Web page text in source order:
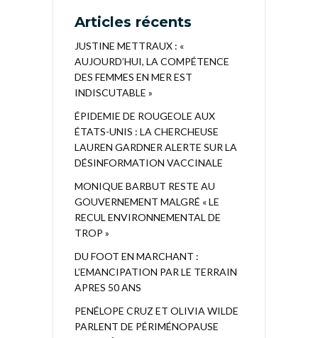
Articles récents
JUSTINE METTRAUX : «
AUJOURD’HUI, LA COMPÉTENCE
DES FEMMES EN MER EST
INDISCUTABLE »
ÉPIDEMIE DE ROUGEOLE AUX
ÉTATS-UNIS : LA CHERCHEUSE
LAUREN GARDNER ALERTE SUR LA
DÉSINFORMATION VACCINALE
MONIQUE BARBUT RESTE AU
GOUVERNEMENT MALGRÉ « LE
RECUL ENVIRONNEMENTAL DE
TROP »
DU FOOT EN MARCHANT :
L’EMANCIPATION PAR LE TERRAIN
APRES 50 ANS
PENÉLOPE CRUZ ET OLIVIA WILDE
PARLENT DE PÉRIMÉNOPAUSE